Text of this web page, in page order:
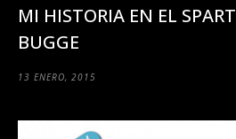
MI HISTORIA EN EL
BUGGE
13 ENERO, 2015